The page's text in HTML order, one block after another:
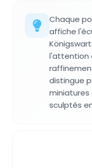
Chaque
affiche
l'attention
distingue
miniatures
sculptés